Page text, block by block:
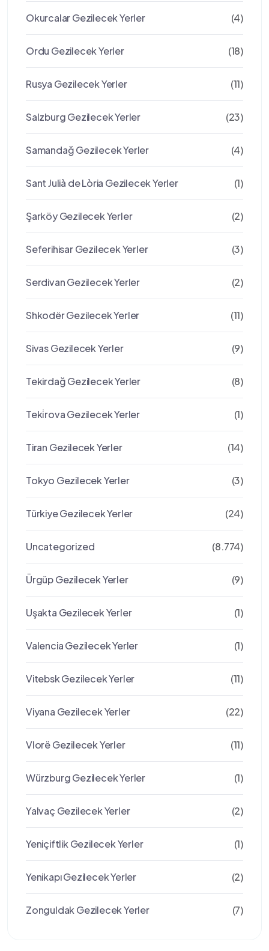
Okurcalar Gezilecek Yerler (4)
Ordu Gezilecek Yerler (18)
Rusya Gezilecek Yerler (11)
Salzburg Gezilecek Yerler (23)
Samandağ Gezilecek Yerler (4)
Sant Julià de Lòria Gezilecek Yerler (1)
Şarköy Gezilecek Yerler (2)
Seferihisar Gezilecek Yerler (3)
Serdivan Gezilecek Yerler (2)
Shkodër Gezilecek Yerler (11)
Sivas Gezilecek Yerler (9)
Tekirdağ Gezilecek Yerler (8)
Teki̇rova Gezilecek Yerler (1)
Tiran Gezilecek Yerler (14)
Tokyo Gezilecek Yerler (3)
Türkiye Gezilecek Yerler (24)
Uncategorized (8.774)
Ürgüp Gezilecek Yerler (9)
Uşakta Gezilecek Yerler (1)
Valencia Gezilecek Yerler (1)
Vitebsk Gezilecek Yerler (11)
Viyana Gezilecek Yerler (22)
Vlorë Gezilecek Yerler (11)
Würzburg Gezilecek Yerler (1)
Yalvaç Gezilecek Yerler (2)
Yeniçiftlik Gezilecek Yerler (1)
Yenikapı Gezilecek Yerler (2)
Zonguldak Gezilecek Yerler (7)